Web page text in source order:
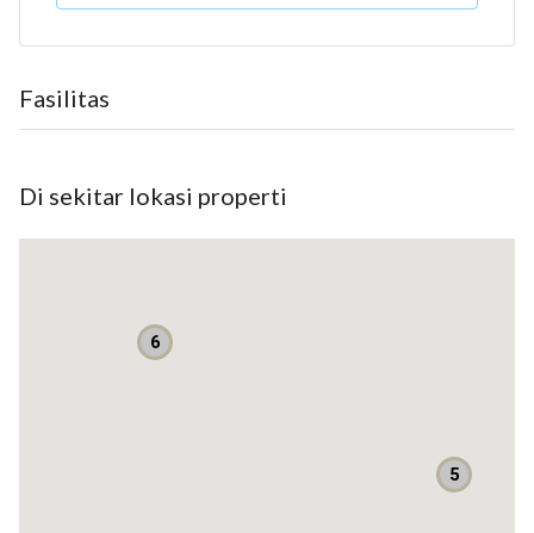
KT : 3
KM : 2
Air : jetpam
Fasilitas
Di sekitar lokasi properti
5
6